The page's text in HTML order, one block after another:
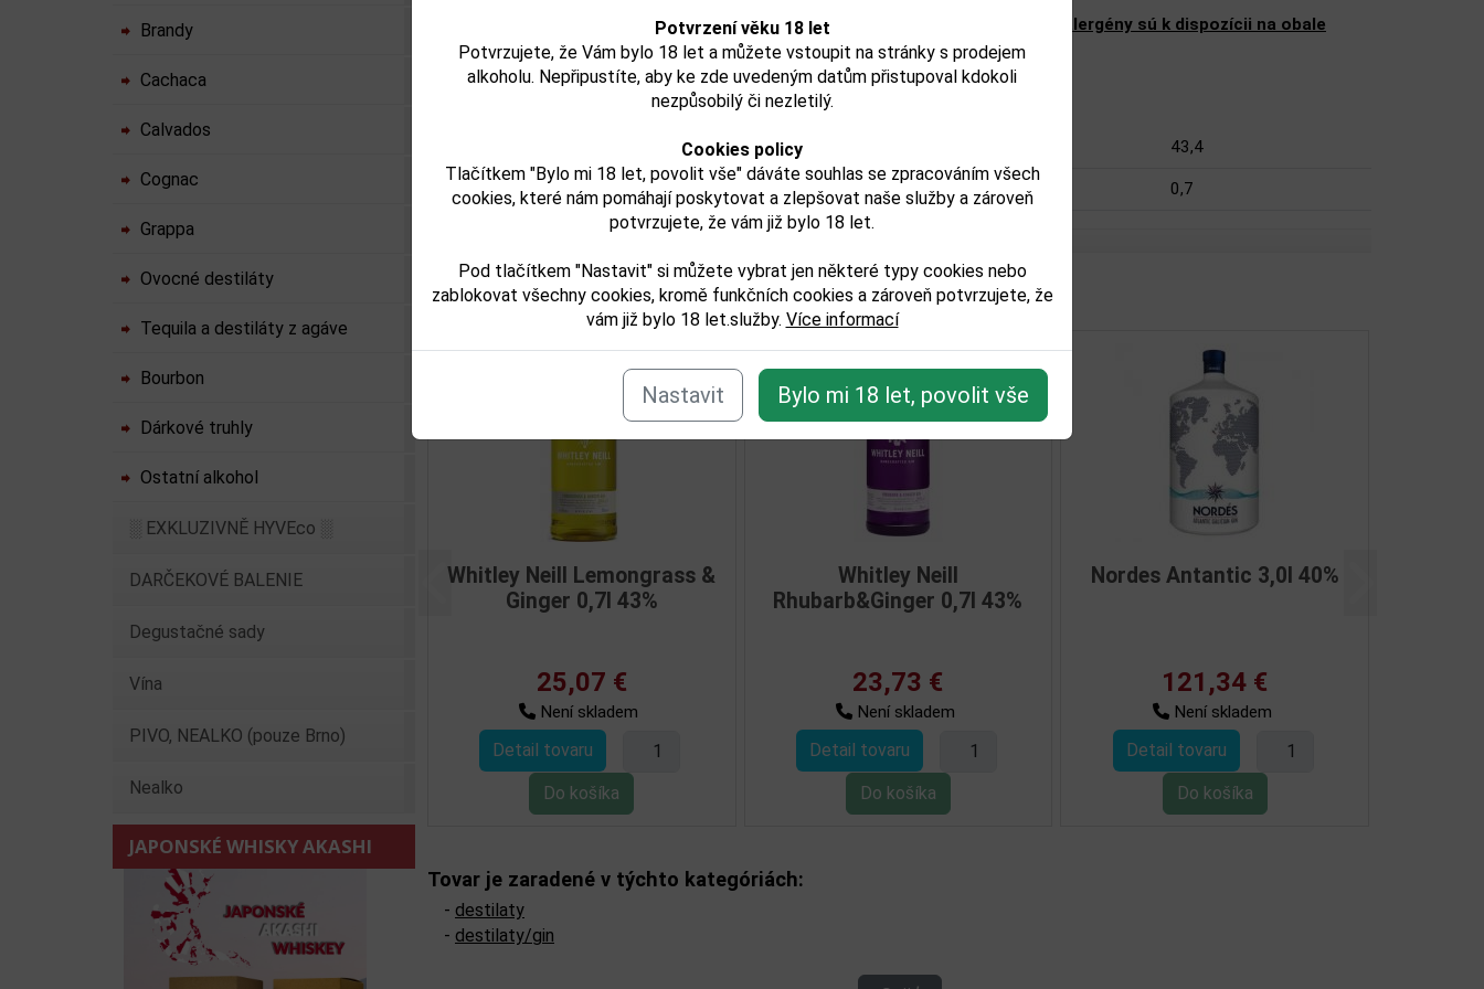
Potvrzení věku 18 let
Potvrzujete, že Vám bylo 18 let a můžete vstoupit na stránky s prodejem
alkoholu. Nepřipustíte, aby ke zde uvedeným datům přistupoval kdokoli
nezpůsobilý či nezletilý.
Cookies policy
Tlačítkem "Bylo mi 18 let, povolit vše" dáváte souhlas se zpracováním všech
cookies, které nám pomáhají poskytovat a zlepšovat naše služby a zároveň
potvrzujete, že vám již bylo 18 let.
Pod tlačítkem "Nastavit" si můžete vybrat jen některé typy cookies nebo
zablokovat všechny cookies, kromě funkčních cookies a zároveň potvrzujete, že
vám již bylo 18 let.služby. Více informací
Nastavit Bylo mi 18 let, povolit vše
Brandy
Cachaca
Calvados
Cognac
Grappa
Ovocné destiláty
Tequila a destiláty z agáve
Bourbon
Dárkové truhly
Ostatní alkohol
░ EXKLUZIVNĚ HYVEco ░
DARČEKOVÉ BALENIE
Degustačné sady
Vína
PIVO, NEALKO (pouze Brno)
Nealko
JAPONSKÉ WHISKY AKASHI
Upozorňujeme, že tento produkt môže obsahovať alergény. Presné zloženie a alergény sú k dispozícii na obale
výrobku. Skontrolujte prosím pred konzumáciou.
43,4
Objem obalu (L): 0,7
Související zboží
Whitley Neill Lemongrass &
Ginger 0,7l 43%
25,07 €
Není skladem
Detail tovaru
Whitley Neill
Rhubarb&Ginger 0,7l 43%
23,73 €
Není skladem
Detail tovaru
Nordes Antantic 3,0l 40%
121,34 €
Není skladem
Detail tovaru
Tovar je zaradené v týchto kategóriách:
- destilaty
- destilaty/gin